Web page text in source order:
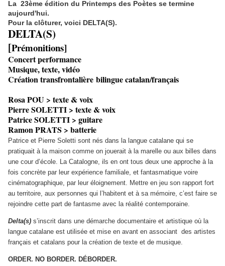
La 23ème édition du Printemps des Poètes se termine
aujourd'hui.
Pour la clôturer, voici DELTA(S).
DELTA(S)
[Prémonitions]
Concert performance
Musique, texte, vidéo
Création transfrontalière bilingue catalan/français
Rosa POU > texte & voix
Pierre SOLETTI > texte & voix
Patrice SOLETTI > guitare
Ramon PRATS > batterie
Patrice et Pierre Soletti sont nés dans la langue catalane qui se
pratiquait à la maison comme on jouerait à la marelle ou aux billes dans
une cour d’école. La Catalogne, ils en ont tous deux une approche à la
fois concrète par leur expérience familiale, et fantasmatique voire
cinématographique, par leur éloignement. Mettre en jeu son rapport fort
au territoire, aux personnes qui l’habitent et à sa mémoire, c’est faire se
rejoindre cette part de fantasme avec la réalité contemporaine.
Delta(s) s’inscrit dans une démarche documentaire et artistique où la
langue catalane est utilisée et mise en avant en associant des artistes
français et catalans pour la création de texte et de musique.
ORDER. NO BORDER. DÉBORDER.